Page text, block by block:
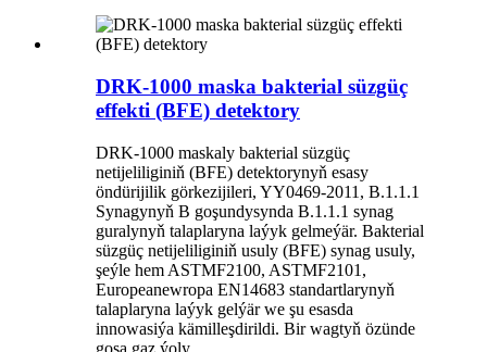
DRK-1000 maska ​​bakterial süzgüç
effekti (BFE) detektory
DRK-1000 maskaly bakterial süzgüç
netijeliliginiň (BFE) detektorynyň esasy
öndürijilik görkezijileri, YY0469-2011, B.1.1.1
Synagynyň B goşundysynda B.1.1.1 synag
guralynyň talaplaryna laýyk gelmeýär. Bakterial
süzgüç netijeliliginiň usuly (BFE) synag usuly,
şeýle hem ASTMF2100, ASTMF2101,
Europeanewropa EN14683 standartlarynyň
talaplaryna laýyk gelýär we şu esasda
innowasiýa kämilleşdirildi. Bir wagtyň özünde
goşa gaz ýoly ...